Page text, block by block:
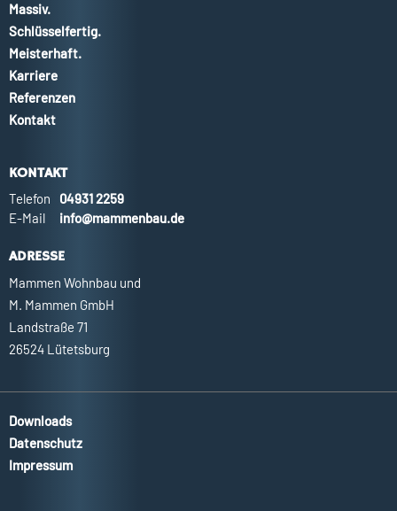
Massiv.
Schlüsselfertig.
Meisterhaft.
Karriere
Referenzen
Kontakt
KONTAKT
Telefon
04931 2259
E-Mail
info@mammenbau.de
ADRESSE
Mammen Wohnbau und
M. Mammen GmbH
Landstraße 71
26524 Lütetsburg
Downloads
Datenschutz
Impressum